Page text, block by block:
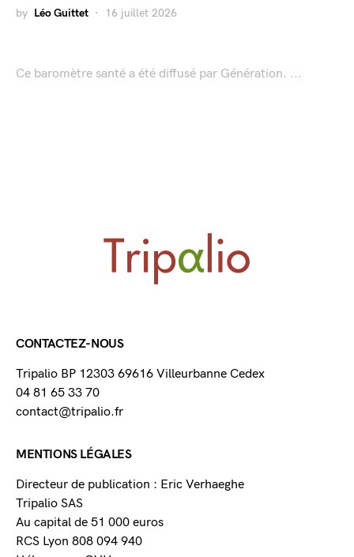
by Léo Guittet 16 juillet 2026
Ce baromètre santé a été diffusé par Génération. ...
CONTACTEZ-NOUS
Tripalio BP 12303 69616 Villeurbanne Cedex
04 81 65 33 70
contact@tripalio.fr
MENTIONS LÉGALES
Directeur de publication : Eric Verhaeghe
Tripalio SAS
Au capital de 51 000 euros
RCS Lyon 808 094 940